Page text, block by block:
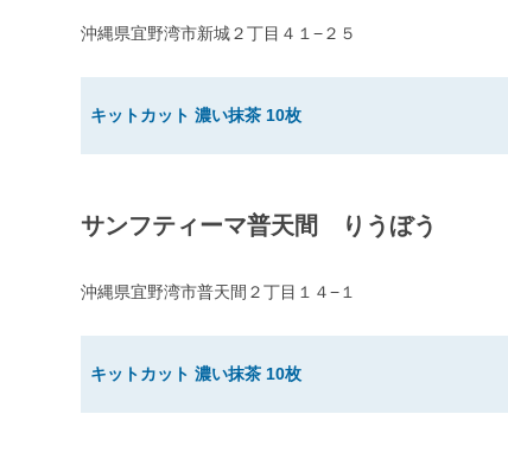
沖縄県宜野湾市新城２丁目４１−２５
キットカット 濃い抹茶 10枚
サンフティーマ普天間 りうぼう
沖縄県宜野湾市普天間２丁目１４−１
キットカット 濃い抹茶 10枚